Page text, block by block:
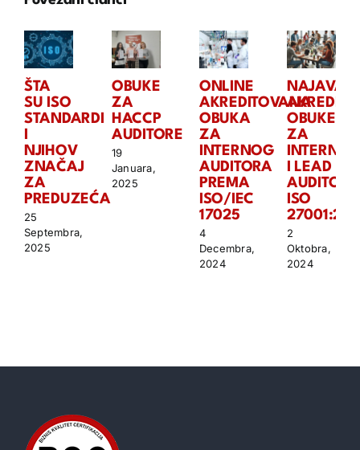
ŠTA
SU ISO
STANDARDI
NJIHOV
ZNAČAJ
ZA
PREDUZEĆA
25
Septembra,
2025
OBUKE
ZA
HACCP
AUDITORE
19
Januara,
2025
ONLINE
AKREDITOVANA
OBUKA
ZA
INTERNOG
AUDITORA
PREMA
ISO/IEC
17025
4
Decembra,
2024
NAJAVA
OBUKE
ZA
I LEAD
AUDITORA
ISO
2
Oktobra,
2024